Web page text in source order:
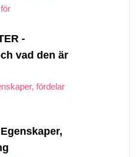
-
vad den är